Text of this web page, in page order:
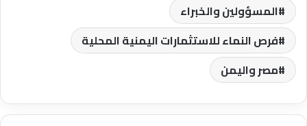
المسؤولين والخبراء
فرص النماء للاستثمارات اليمنية المحلية
مصر واليمن